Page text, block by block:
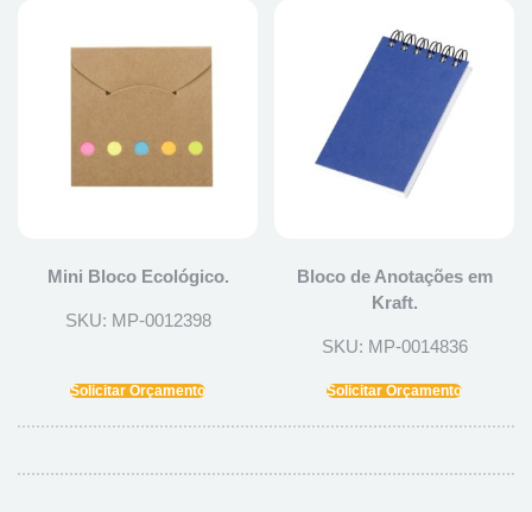
Mini Bloco Ecológico.
SKU: MP-0012398
Solicitar Orçamento
Bloco de Anotações em
Kraft.
SKU: MP-0014836
Solicitar Orçamento